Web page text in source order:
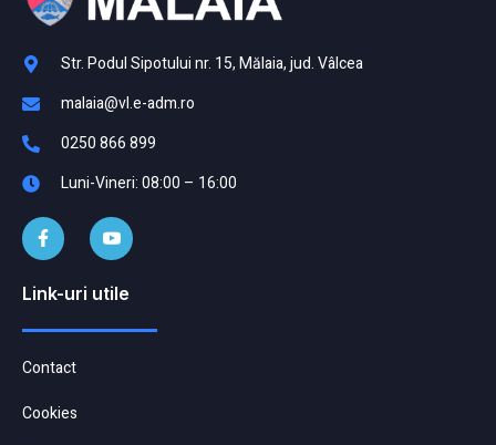
Str. Podul Sipotului nr. 15, Mălaia, jud. Vâlcea
malaia@vl.e-adm.ro
0250 866 899
Luni-Vineri: 08:00 – 16:00
Link-uri utile
Contact
Cookies